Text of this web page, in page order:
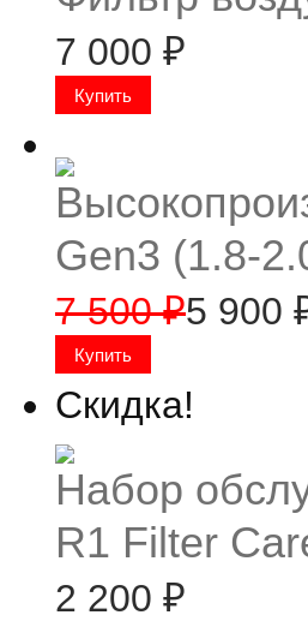
7 000 ₽
Gen3 (1.8-
7 500₽5 900
Скидка!
Набор
R1 Filter
2 200 ₽